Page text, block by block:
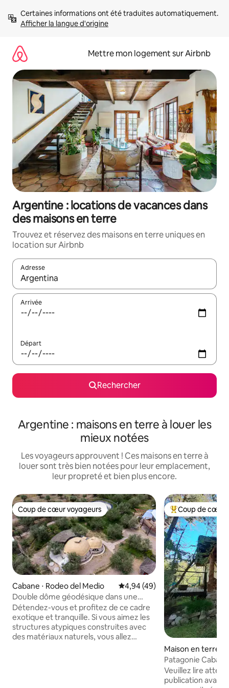
directement
Afficher la langue d'origine
Mettre mon logement sur Airbnb
Argentine : locations de vacances dans
des maisons en terre
Trouvez et réservez des maisons en terre uniques en
location sur Airbnb
Adresse
Lorsque les résultats s'affichent, utilisez les flèches vers le
Arrivée
Départ
Rechercher
Argentine : maisons en terre à louer les
mieux notées
Les voyageurs approuvent ! Ces maisons en terre à
louer sont très bien notées pour leur emplacement,
leur propreté et bien plus encore.
Coup de cœur voyageurs
Coup de cœur voyageurs
Cabane ⋅ Rodeo del Medio Évaluation moyenne sur la
4,94 (49)
Double dôme géodésique dans une
ferme biologique.
Détendez-vous et profitez de ce cadre
exotique et tranquille. Si vous aimez les
structures atypiques construites avec
des matériaux naturels, vous allez
Coups de cœur
Coup de cœur
Maison en terre ⋅
n de los Andes
Patagonie
Veuillez lire
publication avant de